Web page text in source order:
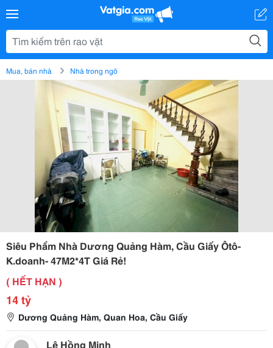
Mua, bán nhà Nhà trong ngõ
Siêu Phẩm Nhà Dương Quảng Hàm, Cầu Giấy Ôtô-
K.doanh- 47M2*4T Giá Rẻ!
( HẾT HẠN )
14 tỷ
Dương Quảng Hàm, Quan Hoa, Cầu Giấy
Lê Hồng Minh